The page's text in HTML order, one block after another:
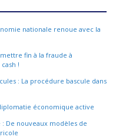
nationale renoue avec la
fin à la fraude à
!
: La procédure bascule dans
économique active
: De nouveaux modèles de